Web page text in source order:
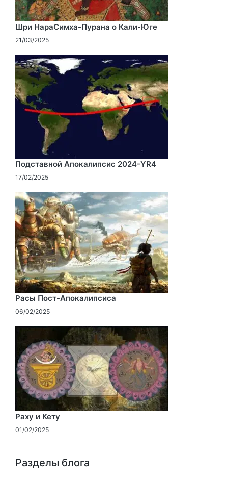
Шри НараСимха-Пурана о Кали-Юге
21/03/2025
Подставной Апокалипсис 2024-YR4
17/02/2025
Расы Пост-Апокалипсиса
06/02/2025
Раху и Кету
01/02/2025
Разделы блога